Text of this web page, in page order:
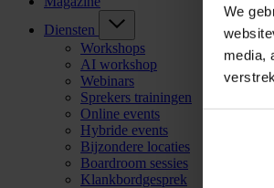
We
media,
Diensten
Workshops
AI workshop
Webinars
Sprekers trainingen
Online events
Hybride events
Bijzondere locaties
Boardroom sessies
Klankbordgesprek